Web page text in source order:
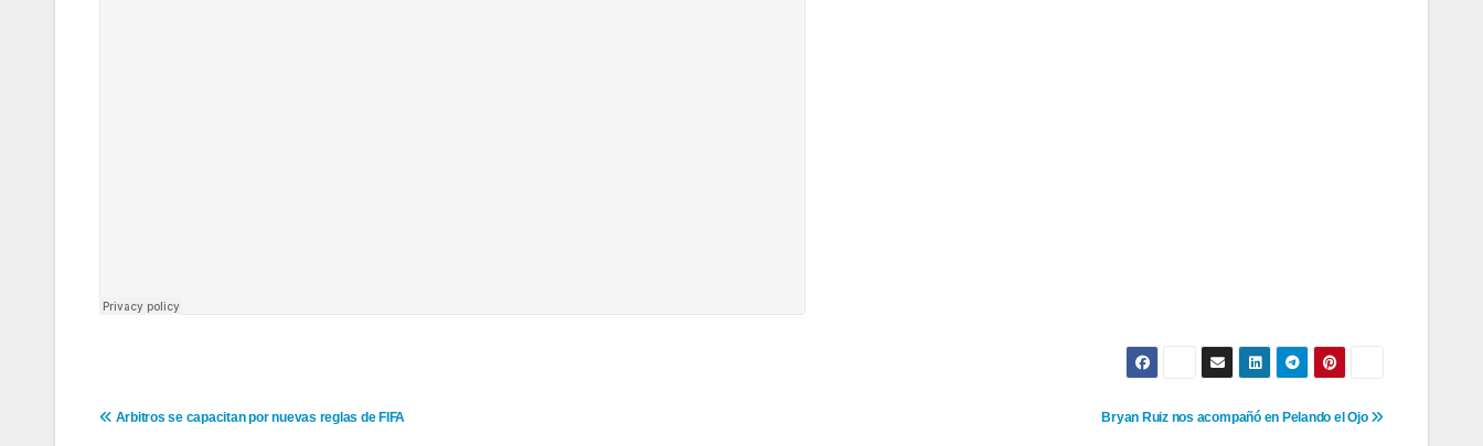
Navegación
Bryan Ruiz nos acompañó en Pelando el Ojo
Arbitros se capacitan por nuevas reglas de FIFA